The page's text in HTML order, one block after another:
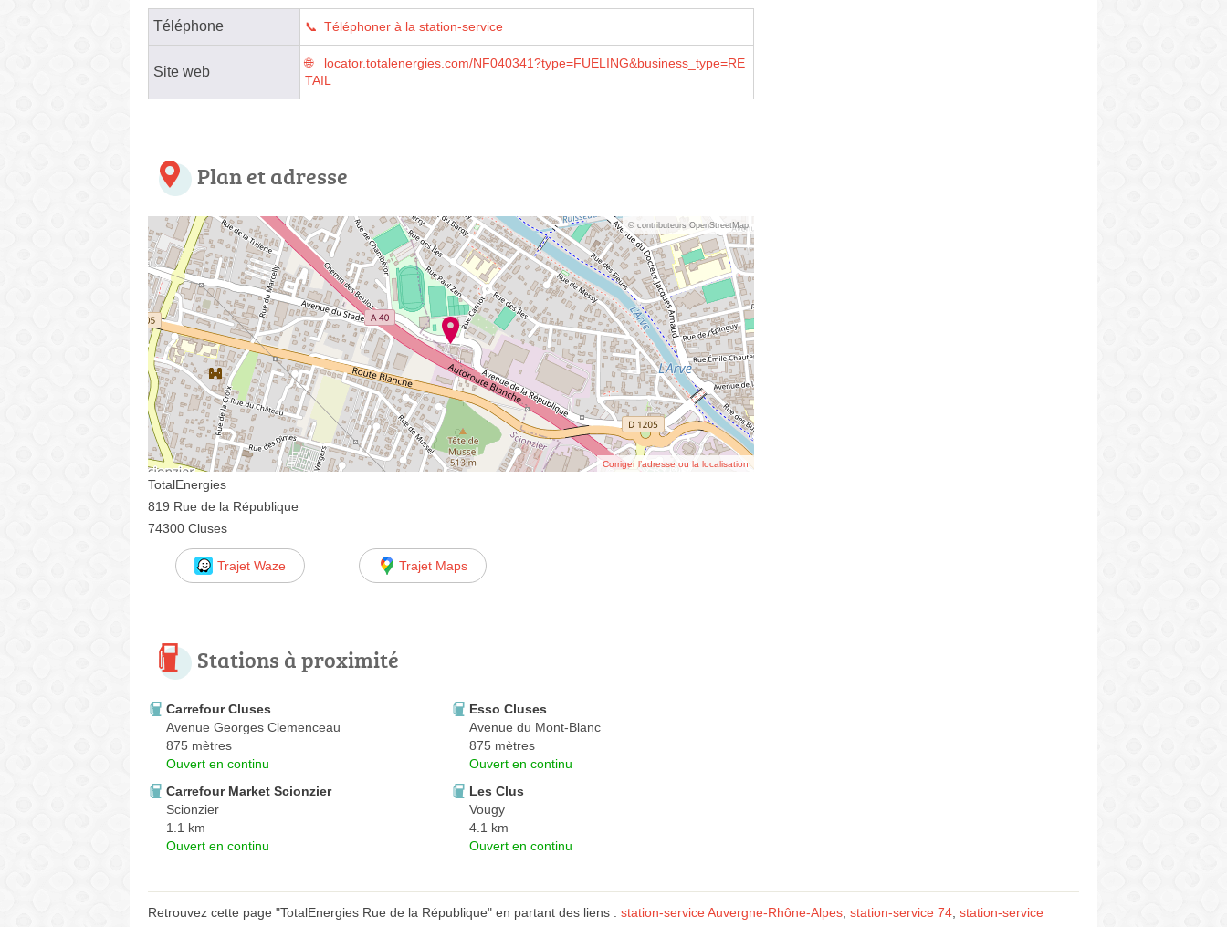
Téléphone Téléphoner à la station-service
Site web
locator.totalenergies.com/NF040341?type=FUELING&business_type=RE
TAIL
Plan et adresse
© contributeurs OpenStreetMap
Corriger l’adresse ou la localisation
TotalEnergies
819 Rue de la République
74300 Cluses
Trajet Waze Trajet Maps
Stations à proximité
Carrefour Cluses
Avenue Georges Clemenceau
875 mètres
Ouvert en continu
Esso Cluses
Avenue du Mont-Blanc
875 mètres
Ouvert en continu
Carrefour Market Scionzier
Scionzier
1.1 km
Ouvert en continu
Les Clus
Vougy
4.1 km
Ouvert en continu
Retrouvez cette page "TotalEnergies Rue de la République" en partant des liens : station-service Auvergne-Rhône-Alpes station-service 74 station-service